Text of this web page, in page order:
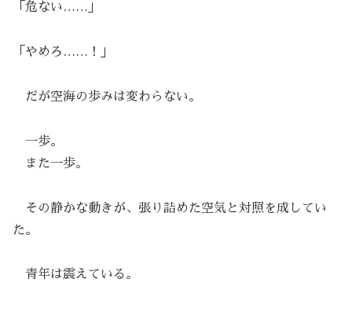
「危ない……」
「やめろ……！」
だが空海の歩みは変わらない。
一歩。
また一歩。
その静かな動きが、張り詰めた空気と対照を成してい
た。
青年は震えている。